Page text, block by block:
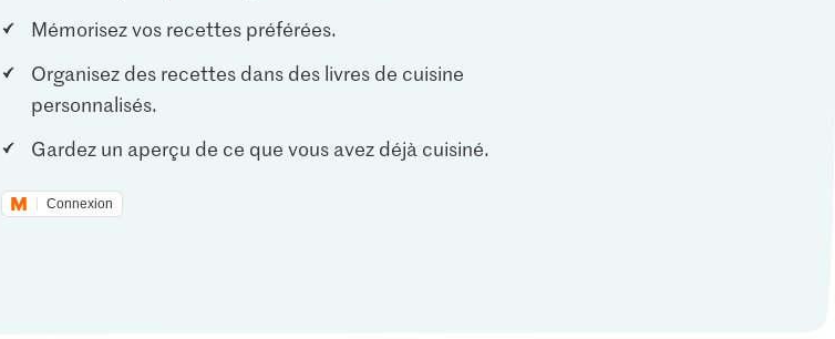
Mémorisez vos recettes préférées.
Organisez des recettes dans des livres de cuisine
personnalisés.
Gardez un aperçu de ce que vous avez déjà cuisiné.
Connexion